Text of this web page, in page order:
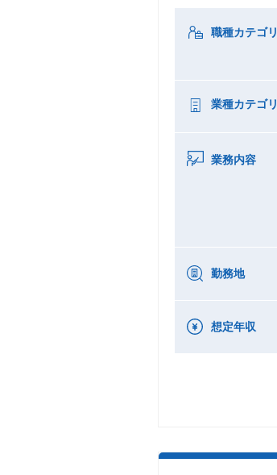
職種カテゴリ
業種カテゴリ
業務内容
勤務地
想定年収